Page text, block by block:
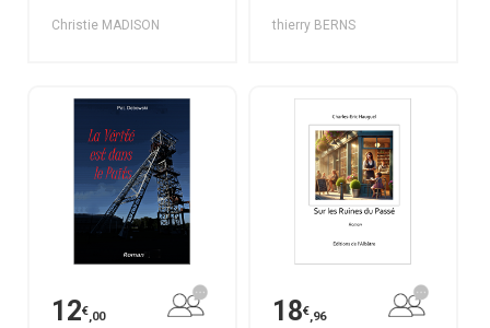
Christie MADISON thierry BERNS
12€,00 18€,96